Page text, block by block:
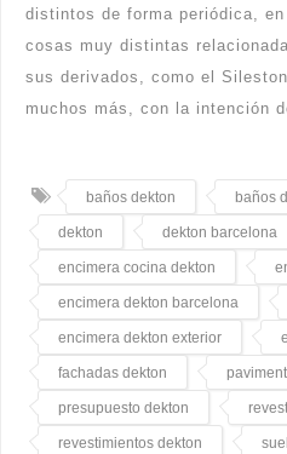
distintos de forma periódica,
cosas muy distintas
sus derivados, como el
muchos más, con la intención
baños dekton baños
dekton dekton barcelona
encimera cocina dekton
encimera dekton barcelona
encimera dekton exterior
fachadas dekton
presupuesto dekton
revestimientos dekton